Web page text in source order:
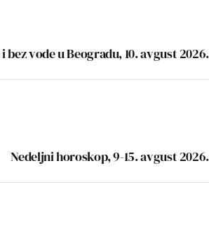
bez vode u Beogradu, 10. avgust 2026.
Nedeljni horoskop, 9-15. avgust 2026.